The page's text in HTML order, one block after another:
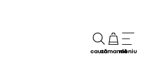
cautăcomandămeniu